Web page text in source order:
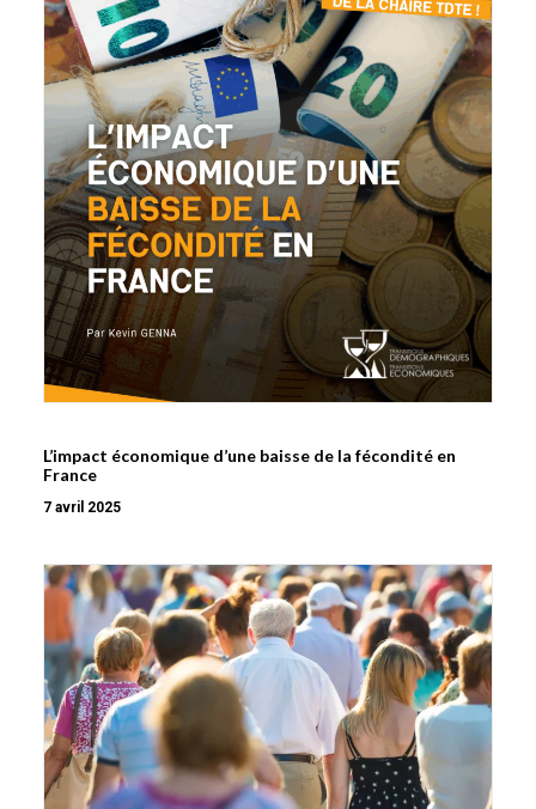
L’impact économique d’une baisse de la fécondité en
France
7 avril 2025